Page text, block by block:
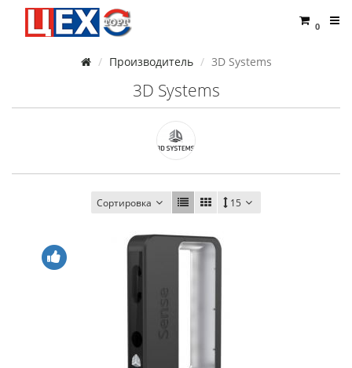
0
Производитель 3D Systems
3D Systems
Сортировка 15